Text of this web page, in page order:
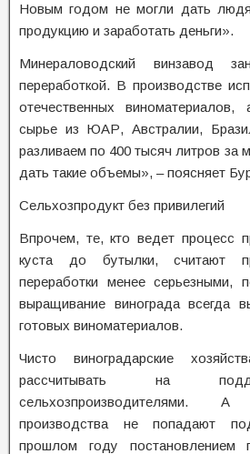
Новым годом не могли дать
продукцию и заработать деньги».
Минераловодский винзавод
переработкой. В производстве
отечественных
сырье из ЮАР, Австралии,
разливаем по 400 тысяч литров за
дать такие объемы», – поясняет
Сельхозпродукт без привилегий
Впрочем, те, кто ведет процесс
куста до бутылки, считают
переработки менее серьезными,
выращивание винограда всегда
готовых виноматериалов.
Чисто виноградарские
рассчитывать на
сельхозпроизводителями.
производства не попадают
прошлом году постановлением